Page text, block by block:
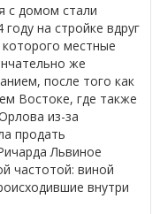
с домом стали
на стройке вдруг
местные
же
после того как
Востоке, где также
из-за
продать
Львиное
частотой: виной
внутри